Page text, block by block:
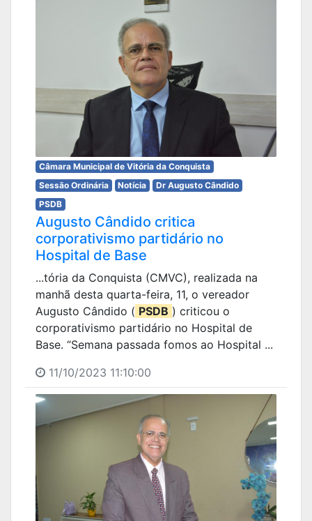
Câmara Municipal de Vitória da Conquista
Sessão Ordinária
Notícia
Dr Augusto Cândido
PSDB
Augusto Cândido critica
corporativismo partidário no
Hospital de Base
...tória da Conquista (CMVC), realizada na
manhã desta quarta-feira, 11, o vereador
Augusto Cândido ( PSDB ) criticou o
corporativismo partidário no Hospital de
Base. “Semana passada fomos ao Hospital ...
11/10/2023 11:10:00